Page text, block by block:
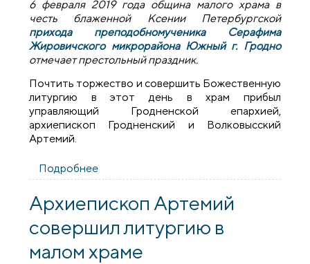
6 февраля 2019 года община малого храма в
честь блаженной Ксении Петербургской
прихода преподобномученика Серафима
Жировичского микрорайона Южный г. Гродно
отмечает престольный праздник.
Почтить торжество и совершить Божественную
литургию в этот день в храм прибыл
управляющий Гродненской епархией,
архиепископ Гродненский и Волковысский
Артемий.
Подробнее
литургию в малом храме прихода
Серафима Жировичского города Гродно
Архиепископ Артемий
совершил литургию в
малом храме